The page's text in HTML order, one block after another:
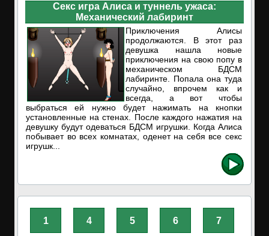
Секс игра Алиса и туннель ужаса:
Механический лабиринт
Приключения Алисы
продолжаются. В этот раз
девушка нашла новые
приключения на свою попу в
механическом БДСМ
лабиринте. Попала она туда
случайно, впрочем как и
всегда, а вот чтобы
выбраться ей нужно будет нажимать на кнопки
установленные на стенах. После каждого нажатия на
девушку будут одеваться БДСМ игрушки. Когда Алиса
побывает во всех комнатах, оденет на себя все секс
игрушк...
1 4 5 6 7